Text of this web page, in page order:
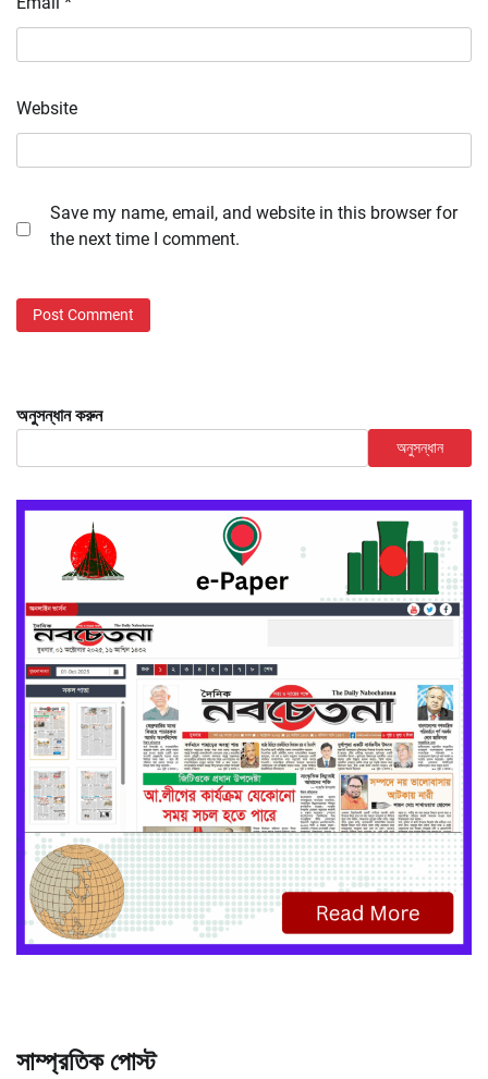
Website
Save my name, email, and website in this browser for
the next time I comment.
অনুসন্ধান করুন
অনুসন্ধান
সাম্প্রতিক পোস্ট